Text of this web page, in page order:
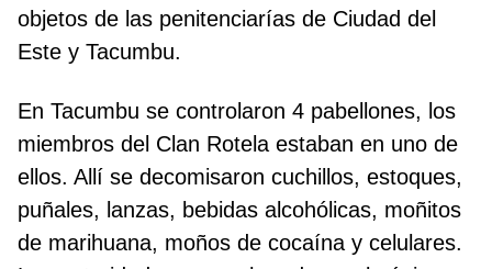
objetos de las penitenciarías de Ciudad del
Este y Tacumbu.
En Tacumbu se controlaron 4 pabellones, los
miembros del Clan Rotela estaban en uno de
ellos. Allí se decomisaron cuchillos, estoques,
puñales, lanzas, bebidas alcohólicas, moñitos
de marihuana, moños de cocaína y celulares.